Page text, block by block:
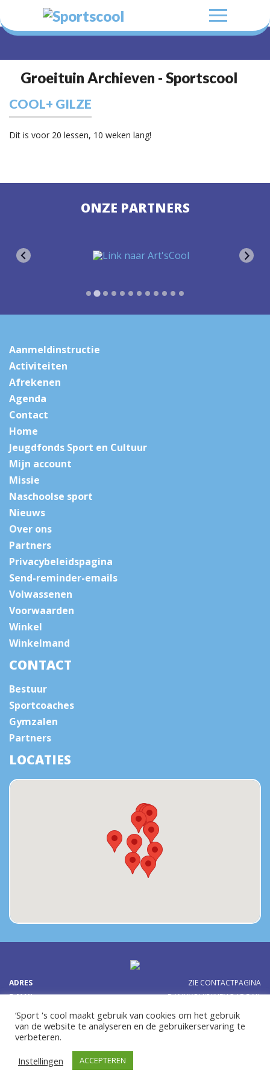
Groeituin Archieven - Sportscool
COOL+ GILZE
Dit is voor 20 lessen, 10 weken lang!
ONZE PARTNERS
Aanmeldinstructie
Activiteiten
Afrekenen
Agenda
Contact
Home
Jeugdfonds Sport en Cultuur
Mijn account
Missie
Naschoolse sport
Nieuws
Over ons
Partners
Privacybeleidspagina
Send-reminder-emails
Volwassenen
Voorwaarden
Winkel
Winkelmand
CONTACT
Bestuur
Sportcoaches
Gymzalen
Partners
LOCATIES
ADRES
ZIE CONTACTPAGINA
E-MAIL
DANNYQUIRIJNEN@ABG.NL
TEL:
0641614077
‘Sport 's cool maakt gebruik van cookies om het gebruik
van de website te analyseren en de gebruikerservaring te
verbeteren.
Instellingen
ACCEPTEREN